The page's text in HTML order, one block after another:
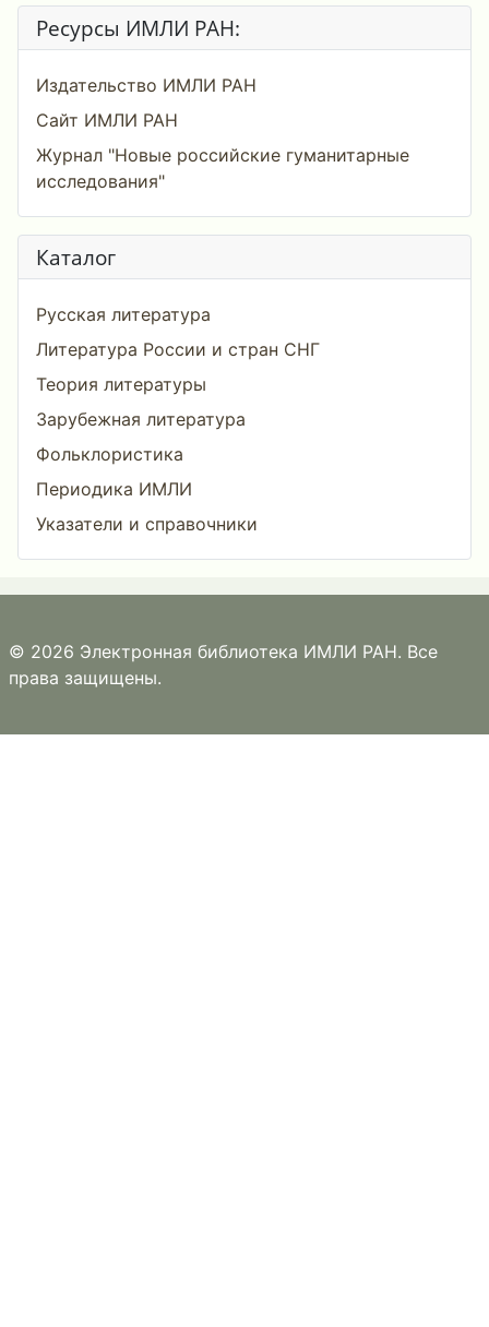
Ресурсы ИМЛИ РАН:
Издательство ИМЛИ РАН
Сайт ИМЛИ РАН
Журнал "Новые российские гуманитарные
исследования"
Каталог
Русская литература
Литература России и стран СНГ
Теория литературы
Зарубежная литература
Фольклористика
Периодика ИМЛИ
Указатели и справочники
© 2026 Электронная библиотека ИМЛИ РАН. Все
права защищены.